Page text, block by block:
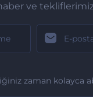
ve
zaman kolayca